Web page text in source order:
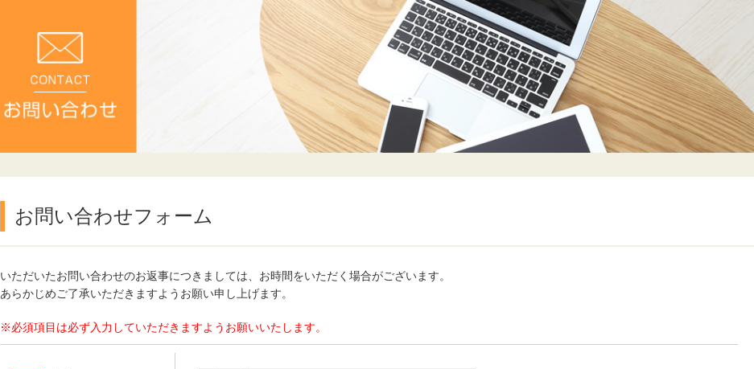
お問い合わせフォーム
いただいたお問い合わせのお返事につきましては、お時間をいただく場合がございます。
あらかじめご了承いただきますようお願い申し上げます。
※必須項目は必ず入力していただきますようお願いいたします。